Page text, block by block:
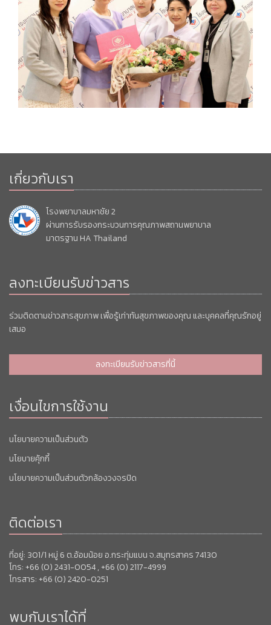
เกี่ยวกับเรา
โรงพยาบาลมหาชัย 2
ผ่านการรับรองกระบวนการคุณภาพสถานพยาบาล
มาตรฐาน HA Thailand
ลงทะเบียนรับข่าวสาร
ร่วมติดตามข่าวสารสุขภาพ เพื่อรู้เท่าทันสุขภาพของคุณ และบุคคลที่คุณรักอยู่
เสมอ
ลงทะเบียนรับข่าวสารที่นี้
เงื่อนไขการใช้งาน
นโยบายความเป็นส่วนตัว
นโยบายคุ้กกี้
นโยบายความเป็นส่วนตัวกล้องวงจรปิด
ติดต่อเรา
ที่อยู่: 301/1 หมู่ 6 ต.อ้อมน้อย อ.กระทุ่มแบน จ.สมุทรสาคร 74130
โทร: +66 (0) 2431-0054 , +66 (0) 2117-4999
โทรสาร: +66 (0) 2420-0251
พบกับเราได้ที่